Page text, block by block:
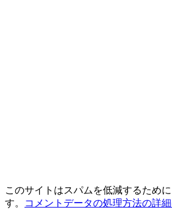
このサイトはスパムを低減するため
す。
コメントデータの処理方法の詳